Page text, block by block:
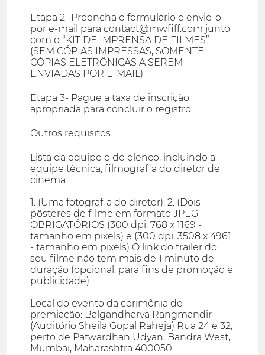
Etapa 2- Preencha o formulário e envie-o
por e-mail para contact@mwfiff.com junto
com o “KIT DE IMPRENSA DE FILMES”
(SEM CÓPIAS IMPRESSAS, SOMENTE
CÓPIAS ELETRÔNICAS A SEREM
ENVIADAS POR E-MAIL)
Etapa 3- Pague a taxa de inscrição
apropriada para concluir o registro.
Outros requisitos:
Lista da equipe e do elenco, incluindo a
equipe técnica, filmografia do diretor de
cinema.
1. (Uma fotografia do diretor). 2. (Dois
pôsteres de filme em formato JPEG
OBRIGATÓRIOS (300 dpi, 768 x 1169 -
tamanho em pixels) e (300 dpi, 3508 x 4961
- tamanho em pixels) O link do trailer do
seu filme não tem mais de 1 minuto de
duração (opcional, para fins de promoção e
publicidade)
Local do evento da cerimônia de
premiação: Balgandharva Rangmandir
(Auditório Sheila Gopal Raheja) Rua 24 e 32,
perto de Patwardhan Udyan, Bandra West,
Mumbai, Maharashtra 400050